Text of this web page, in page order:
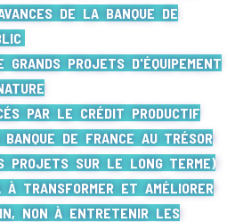
DE LA BANQUE DE
GRANDS PROJETS D'ÉQUIPEMENT
PAR LE CRÉDIT PRODUCTIF
DE FRANCE AU TRÉSOR
PROJETS SUR LE LONG TERME)
À TRANSFORMER ET AMÉLIORER
NON À ENTRETENIR LES